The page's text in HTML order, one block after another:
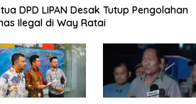
DPD LIPAN Desak Tutup Pengolahan
Ilegal di Way Ratai